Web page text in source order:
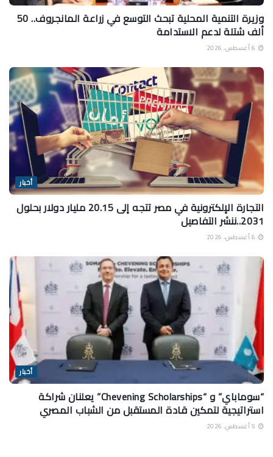
وزيرة التنمية المحلية تبحث التوسع في زراعة المانجروف.. 50
ألف شتلة لدعم الاستدامة
أخبار
التجارة الإلكترونية في مصر تتجه إلى 20.15 مليار دولار بحلول
2031..ننشر التفاصيل
أخبار
“سوماباي” و “Chevening Scholarships” يعلنان شراكة
استراتيجية لتمكين قادة المستقبل من الشباب المصري